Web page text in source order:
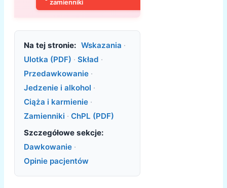
zamienniki
Na tej stronie: Wskazania ·
Ulotka (PDF) · Skład ·
Przedawkowanie ·
Jedzenie i alkohol ·
Ciąża i karmienie ·
Zamienniki · ChPL (PDF)
Szczegółowe sekcje:
Dawkowanie ·
Opinie pacjentów